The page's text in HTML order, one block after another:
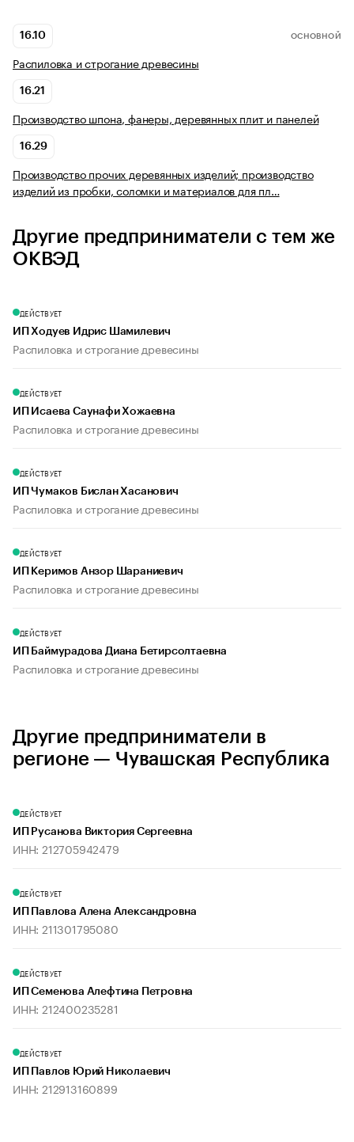
16.10 ОСНОВНОЙ
Распиловка и строгание древесины
16.21
Производство шпона, фанеры, деревянных плит и панелей
16.29
Производство прочих деревянных изделий; производство
изделий из пробки, соломки и материалов для пл…
Другие предприниматели с тем же
ОКВЭД
ДЕЙСТВУЕТ
ИП Ходуев Идрис Шамилевич
Распиловка и строгание древесины
ДЕЙСТВУЕТ
ИП Исаева Саунафи Хожаевна
Распиловка и строгание древесины
ДЕЙСТВУЕТ
ИП Чумаков Бислан Хасанович
Распиловка и строгание древесины
ДЕЙСТВУЕТ
ИП Керимов Анзор Шараниевич
Распиловка и строгание древесины
ДЕЙСТВУЕТ
ИП Баймурадова Диана Бетирсолтаевна
Распиловка и строгание древесины
Другие предприниматели в
регионе — Чувашская Республика
ДЕЙСТВУЕТ
ИП Русанова Виктория Сергеевна
ИНН: 212705942479
ДЕЙСТВУЕТ
ИП Павлова Алена Александровна
ИНН: 211301795080
ДЕЙСТВУЕТ
ИП Семенова Алефтина Петровна
ИНН: 212400235281
ДЕЙСТВУЕТ
ИП Павлов Юрий Николаевич
ИНН: 212913160899